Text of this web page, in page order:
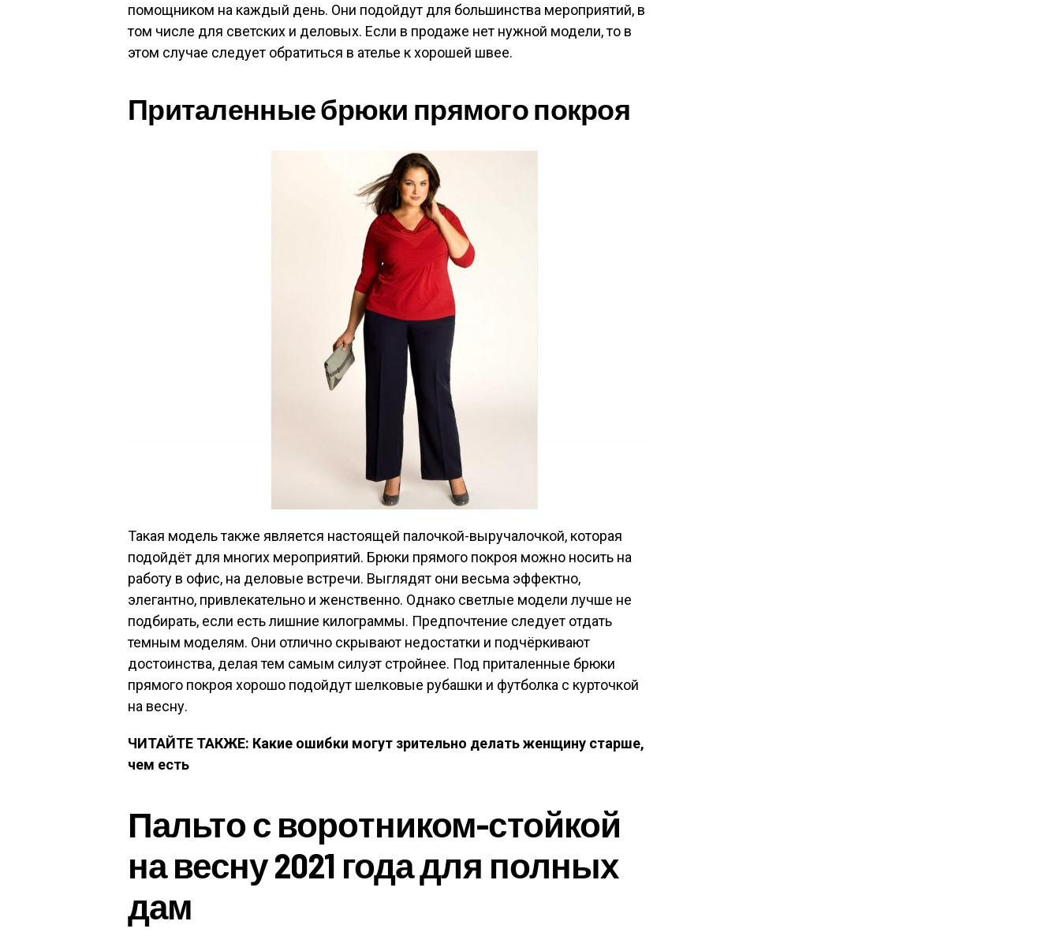
помощником на каждый день. Они подойдут для большинства мероприятий, в
том числе для светских и деловых. Если в продаже нет нужной модели, то в
этом случае следует обратиться в ателье к хорошей швее.
Приталенные брюки прямого покроя
Такая модель также является настоящей палочкой-выручалочкой, которая
подойдёт для многих мероприятий. Брюки прямого покроя можно носить на
работу в офис, на деловые встречи. Выглядят они весьма эффектно,
элегантно, привлекательно и женственно. Однако светлые модели лучше не
подбирать, если есть лишние килограммы. Предпочтение следует отдать
темным моделям. Они отлично скрывают недостатки и подчёркивают
достоинства, делая тем самым силуэт стройнее. Под приталенные брюки
прямого покроя хорошо подойдут шелковые рубашки и футболка с курточкой
на весну.
ЧИТАЙТЕ ТАКЖЕ: Какие ошибки могут зрительно делать женщину старше,
чем есть
Пальто с воротником-стойкой
на весну 2021 года для полных
дам